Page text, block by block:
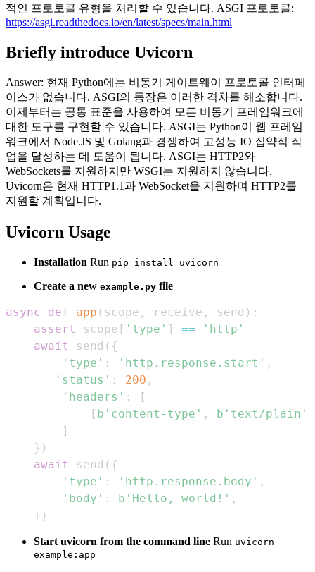
적인 프로토콜 유형을 처리할 수 있습니다. ASGI 프로토콜:
https://asgi.readthedocs.io/en/latest/specs/main.html
Briefly introduce Uvicorn
Answer: 현재 Python에는 비동기 게이트웨이 프로토콜 인터페
이스가 없습니다. ASGI의 등장은 이러한 격차를 해소합니다.
이제부터는 공통 표준을 사용하여 모든 비동기 프레임워크에
대한 도구를 구현할 수 있습니다. ASGI는 Python이 웹 프레임
워크에서 Node.JS 및 Golang과 경쟁하여 고성능 IO 집약적 작
업을 달성하는 데 도움이 됩니다. ASGI는 HTTP2와
WebSockets를 지원하지만 WSGI는 지원하지 않습니다.
Uvicorn은 현재 HTTP1.1과 WebSocket을 지원하며 HTTP2를
지원할 계획입니다.
Uvicorn Usage
Installation Run pip install uvicorn
Create a new example.py file
async def app ( scope , receive , send ) :
assert
scope [ 'type' ] ==
'http'
await
send ( {
'type' : 'http.response.start' ,
'status' : 200 ,
'headers' :
[
[ b'content-type' , b'text/plain'
]
} )
await
send ( {
'type' : 'http.response.body' ,
'body' : b'Hello, world!' ,
} )
Start uvicorn from the command line Run uvicorn
example:app